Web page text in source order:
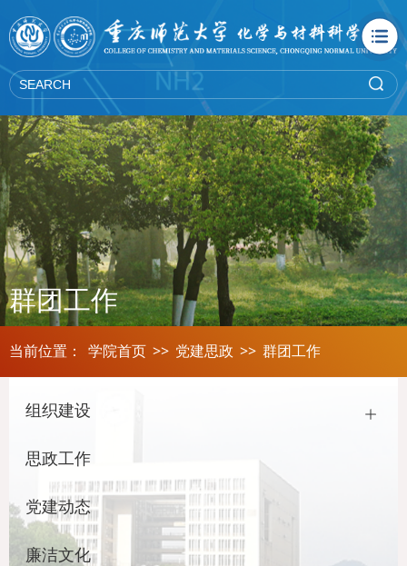
群团工作
当前位置： 学院首页 >> 党建思政 >> 群团工作
组织建设
思政工作
党建动态
廉洁文化